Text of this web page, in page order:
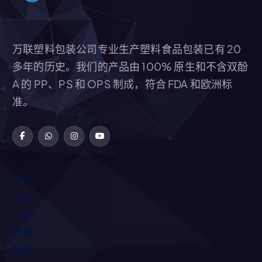
万联塑料包装公司专业生产塑料食品包装已有 20
多年的历史。我们的产品由 100% 原生和不含双酚
A 的 PP、PS 和 OPS 制成，符合 FDA 和欧洲标
准。
关于
认证
产品
新闻
联系